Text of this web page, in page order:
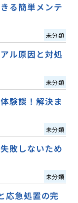
る簡単メンテ
未分類
ル原因と対処
未分類
験談！解決ま
未分類
敗しないため
未分類
応急処置の完